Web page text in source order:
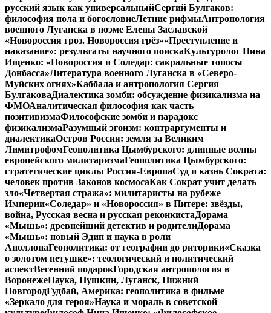
русский язык как универсальныйСергий Булгаков:
философия пола и богословиеЛетние рифмыАнтропология
военного Луганска в поэме Елены Заславской
«Новороссия гроз. Новороссия грёз»«Преступление и
наказание»: результаты научного поискаКультуролог Нина
Ищенко: «Новороссия и Соледар: сакральные топосы
Донбасса»Литература военного Луганска в «Северо-
Муйских огнях»Каббала и антропология Сергия
БулгаковаДиалектика зомби: обсуждение физикализма на
ФМОАналитическая философия как часть
позитивизмаФилософские зомби и парадокс
физикализмаРазумный эгоизм: контраргументы и
диалектикаОстров Россия: земля за Великим
ЛимитрофомГеополитика Цымбурского: длинные волны
европейского милитаризмаГеополитика Цымбурского:
стратегические циклы Россия-ЕвропаСуд и казнь Сократа:
человек против Законов космосаКак Сократ учит делать
зло«Четвертая стража»: милитаристы на рубеже
Империи«Соледар» и «Новороссия» в Питере: звёзды,
война, Русская весна и русская реконкистаДорама
«Мышь»: древнейший детектив и родителиДорама
«Мышь»: новый Эдип и наука в роли
АполлонаГеополитика: от географии до риторики«Сказка
о золотом петушке»: теологический и политический
аспектВесенний подарокГородская антропология в
ВоронежеНаука, Пушкин, Луганск, Нижний
НовгородГудбай, Америка: геополитика в фильме
«Зеркало для героя»Наука и мораль в советской